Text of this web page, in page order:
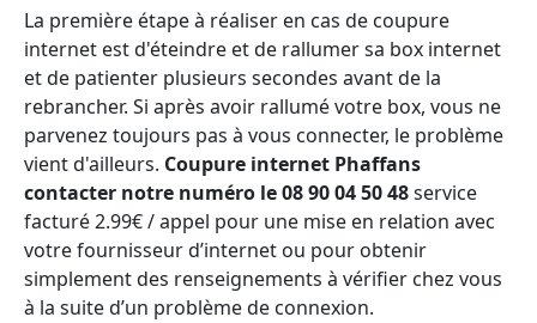
La première étape à réaliser en cas de coupure
internet est d'éteindre et de rallumer sa box internet
et de patienter plusieurs secondes avant de la
rebrancher. Si après avoir rallumé votre box, vous ne
parvenez toujours pas à vous connecter, le problème
vient d'ailleurs. Coupure internet Phaffans
contacter notre numéro le 08 90 04 50 48service
facturé 2.99€ / appel pour une mise en relation avec
votre fournisseur d’internet ou pour obtenir
simplement des renseignements à vérifier chez vous
à la suite d’un problème de connexion.